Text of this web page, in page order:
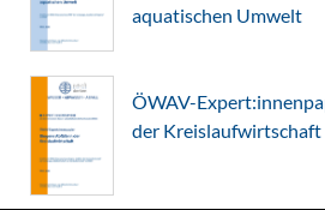
aquatischen Umwelt
ÖWAV-
der Kreislaufwirtschaft